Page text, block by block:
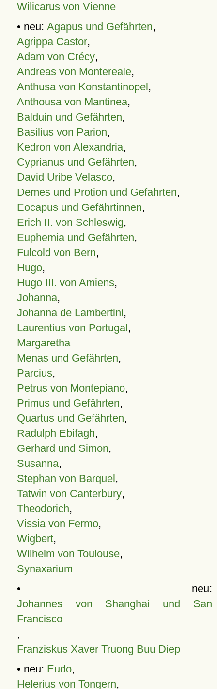
Wilicarus von Vienne
• neu: Agapus und Gefährten,
Agrippa Castor,
Adam von Crécy,
Andreas von Montereale,
Anthusa von Konstantinopel,
Anthousa von Mantinea,
Balduin und Gefährten,
Basilius von Parion,
Kedron von Alexandria,
Cyprianus und Gefährten,
David Uribe Velasco,
Demes und Protion und Gefährten,
Eocapus und Gefährtinnen,
Erich II. von Schleswig,
Euphemia und Gefährten,
Fulcold von Bern,
Hugo,
Hugo III. von Amiens,
Johanna,
Johanna de Lambertini,
Laurentius von Portugal,
Margaretha
Menas und Gefährten,
Parcius,
Petrus von Montepiano,
Primus und Gefährten,
Quartus und Gefährten,
Radulph Ebifagh,
Gerhard und Simon,
Susanna,
Stephan von Barquel,
Tatwin von Canterbury,
Theodorich,
Vissia von Fermo,
Wigbert,
Wilhelm von Toulouse,
Synaxarium
• neu:
Johannes von Shanghai und San
Francisco
,
Franziskus Xaver Truong Buu Diep
• neu: Eudo,
Helerius von Tongern,